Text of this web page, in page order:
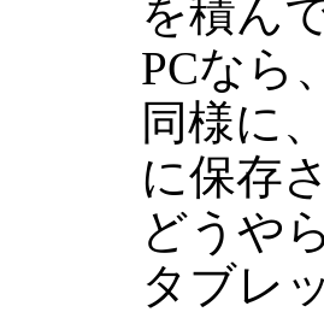
を積ん
PCなら
同様に
に保存
どうや
タブレ